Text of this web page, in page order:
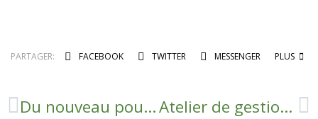
PARTAGER: FACEBOOK TWITTER MESSENGER PLUS
Du nouveau pour la réservation de la salle des fêtes Atelier de gestion de CESU